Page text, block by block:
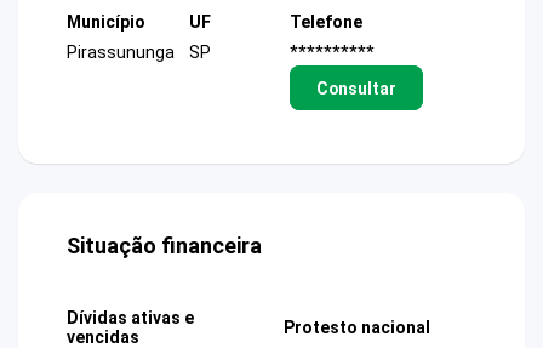
Município
Pirassununga
UF
SP
Telefone
**********
Consultar
Situação financeira
Dívidas ativas e
vencidas
Protesto nacional